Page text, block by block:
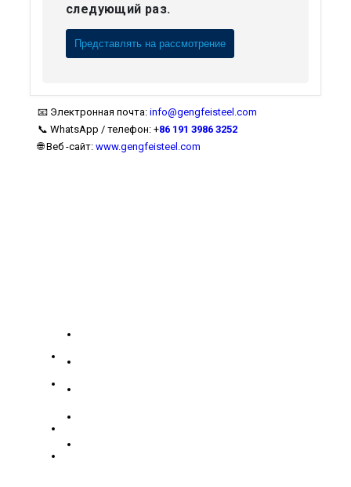
следующий раз.
📧 Электронная почта: info@gengfeisteel.com
📞 WhatsApp / телефон: +86 191 3986 3252
🌐 Веб -сайт: www.gengfeisteel.com
186
Зидонг
Гуанчэн
Хуэйский